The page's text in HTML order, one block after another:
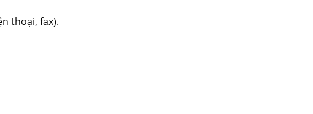
thoại, fax).